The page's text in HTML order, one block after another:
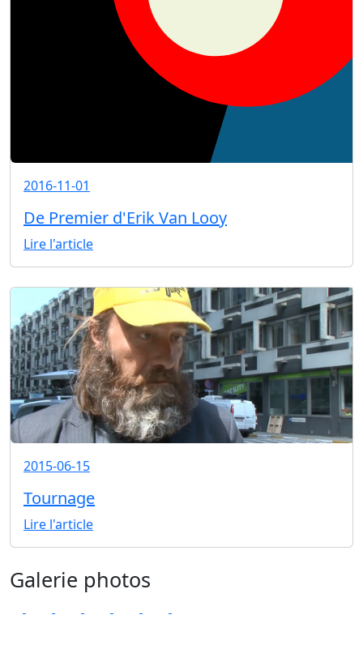
2016-11-01
De Premier d'Erik Van Looy
Lire l'article
2015-06-15
Tournage
Lire l'article
Galerie photos